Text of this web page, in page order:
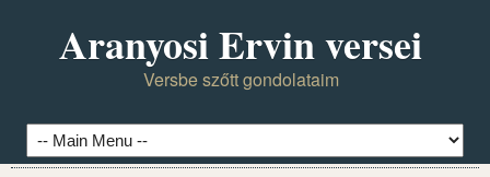
Aranyosi Ervin versei
Versbe szőtt gondolataim